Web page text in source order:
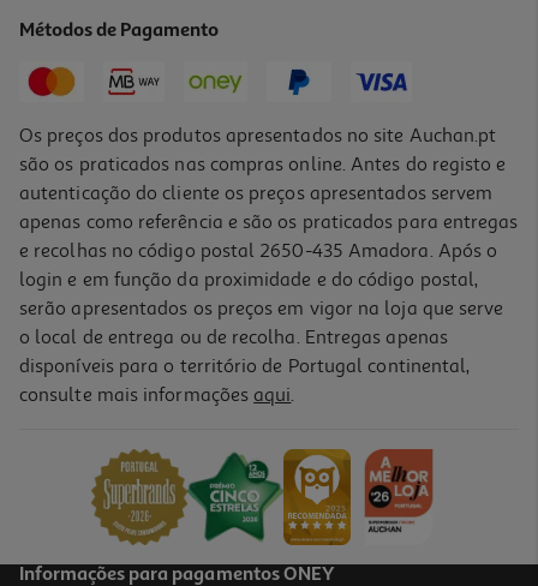
Métodos de Pagamento
Os preços dos produtos apresentados no site Auchan.pt
são os praticados nas compras online. Antes do registo e
autenticação do cliente os preços apresentados servem
apenas como referência e são os praticados para entregas
e recolhas no código postal 2650-435 Amadora. Após o
login e em função da proximidade e do código postal,
serão apresentados os preços em vigor na loja que serve
o local de entrega ou de recolha. Entregas apenas
disponíveis para o território de Portugal continental,
consulte mais informações aqui.
Informações para pagamentos ONEY